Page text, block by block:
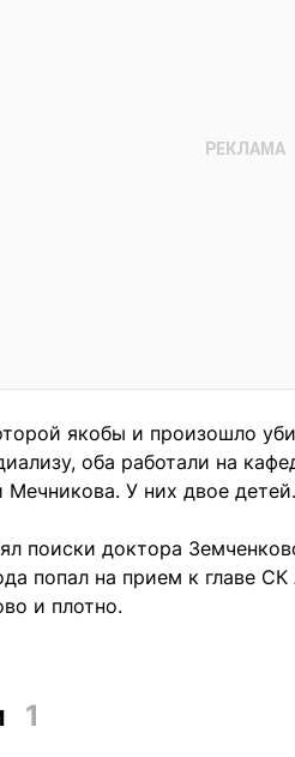
якобы и произошло
оба работали на
Мечникова. У них двое детей.
поиски доктора
попал на прием к главе
и плотно.
1